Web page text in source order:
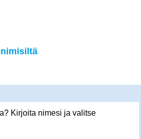
Kirjoita nimesi ja valitse